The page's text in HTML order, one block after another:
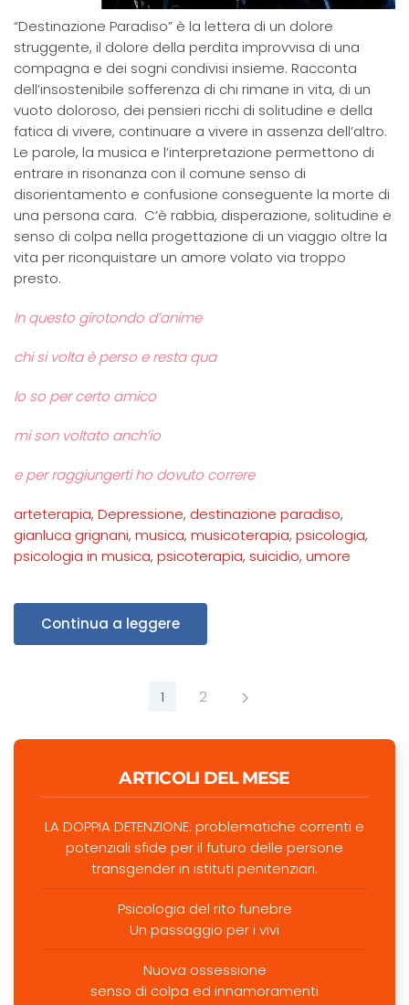
“Destinazione Paradiso” è la lettera di un dolore
struggente, il dolore della perdita improvvisa di una
compagna e dei sogni condivisi insieme. Racconta
dell’insostenibile sofferenza di chi rimane in vita, di un
vuoto doloroso, dei pensieri ricchi di solitudine e della
fatica di vivere, continuare a vivere in assenza dell’altro.
Le parole, la musica e l’interpretazione permettono di
entrare in risonanza con il comune senso di
disorientamento e confusione conseguente la morte di
una persona cara. C’è rabbia, disperazione, solitudine e
senso di colpa nella progettazione di un viaggio oltre la
vita per riconquistare un amore volato via troppo
presto.
In questo girotondo d’anime
chi si volta è perso e resta qua
lo so per certo amico
mi son voltato anch’io
e per raggiungerti ho dovuto correre
arteterapia, Depressione, destinazione paradiso,
gianluca grignani, musica, musicoterapia, psicologia,
psicologia in musica, psicoterapia, suicidio, umore
Continua a leggere
1 2
ARTICOLI DEL MESE
LA DOPPIA DETENZIONE: problematiche correnti e
potenziali sfide per il futuro delle persone
transgender in istituti penitenziari.
Psicologia del rito funebre
Un passaggio per i vivi
Nuova ossessione
senso di colpa ed innamoramenti